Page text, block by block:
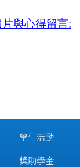
與心得留言:
學生活動
獎助學金